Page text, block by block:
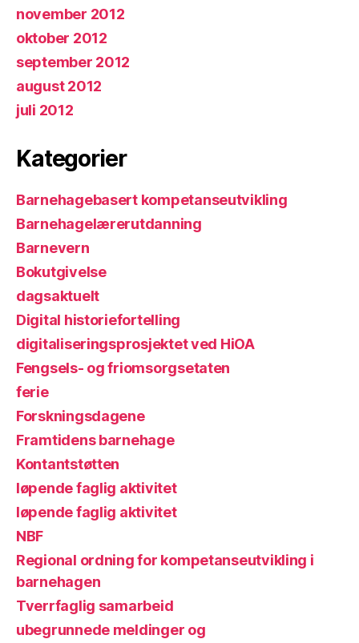
november 2012
oktober 2012
september 2012
august 2012
juli 2012
Kategorier
Barnehagebasert kompetanseutvikling
Barnehagelærerutdanning
Barnevern
Bokutgivelse
dagsaktuelt
Digital historiefortelling
digitaliseringsprosjektet ved HiOA
Fengsels- og friomsorgsetaten
ferie
Forskningsdagene
Framtidens barnehage
Kontantstøtten
løpende faglig aktivitet
løpende faglig aktivitet
NBF
Regional ordning for kompetanseutvikling i
barnehagen
Tverrfaglig samarbeid
ubegrunnede meldinger og